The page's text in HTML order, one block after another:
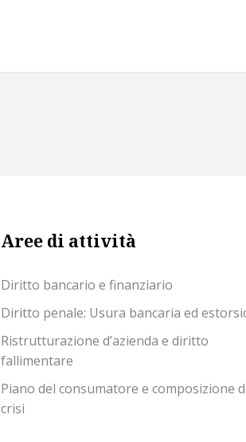
Aree di attività
Diritto bancario e finanziario
Diritto penale: Usura bancaria ed
Ristrutturazione d’azienda e diritto
fallimentare
Piano del consumatore e composizione
crisi